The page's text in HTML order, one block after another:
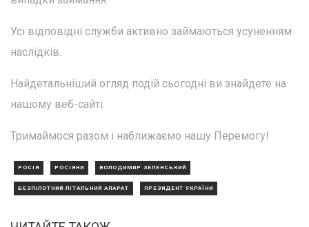
Усі відповідні служби активно займаються усуненням
наслідків.
Найдетальніший огляд подій сьогодні ви знайдете на
нашому веб-сайті.
Тримаймося разом і наближаємо нашу Перемогу!
РОСІЯ РОСІЯНИ ВОЛОДИМИР ЗЕЛЕНСЬКИЙ
БЕЗПІЛОТНИЙ ЛІТАЛЬНИЙ АПАРАТ ПРЕЗИДЕНТ УКРАЇНИ